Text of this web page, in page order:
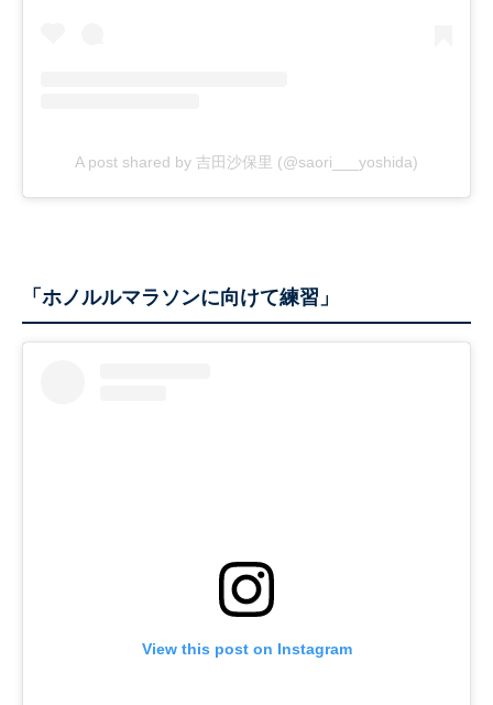
A post shared by 吉田沙保里 (@saori___yoshida)
「ホノルルマラソンに向けて練習」
View this post on Instagram